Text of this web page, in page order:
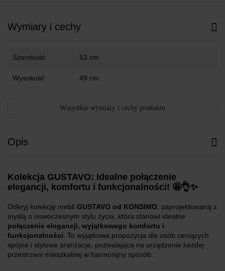
Wymiary i cechy
Szerokość 53 cm
Wysokość 49 cm
Wszystkie wymiary i cechy produktu
Opis
Kolekcja GUSTAVO: Idealne połączenie
elegancji, komfortu i funkcjonalności! 🤩👌✨
Odkryj kolekcję mebli GUSTAVO od KONSIMO, zaprojektowaną z
myślą o nowoczesnym stylu życia, która stanowi idealne
połączenie elegancji, wyjątkowego komfortu i
funkcjonalności. To wyjątkowa propozycja dla osób ceniących
spójne i stylowe aranżacje, pozwalająca na urządzenie każdej
przestrzeni mieszkalnej w harmonijny sposób.